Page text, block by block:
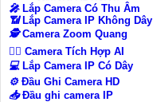
️🎤️ Lắp Camera Có Thu Âm
📶Lắp Camera IP Không Dây
🕵️Camera Zoom Quang
🧛‍♀️ Camera Tích Hợp AI
💻Lắp Camera IP Có Dây
⚙️Đầu Ghi Camera HD
📥Đầu ghi camera IP